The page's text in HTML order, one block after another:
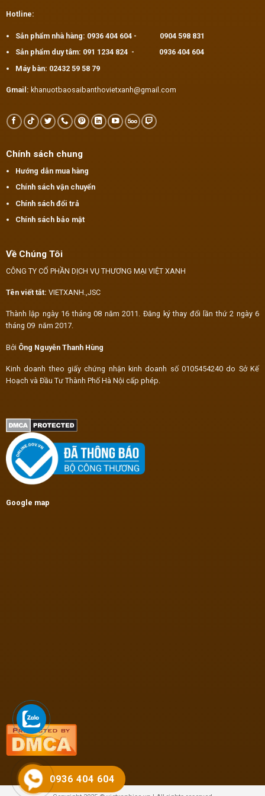
Hotline:
Sản phẩm nhà hàng: 0936 404 604- 0904 598 831
Sản phẩm duy tâm: 091 1234 824 -
0936 404 604
Máy bàn: 02432 59 58 79
Gmail: khanuotbaosaibanthovietxanh@gmail.com
Chính sách chung
Hướng dẫn mua hàng
Chính sách vận chuyển
Chính sách đổi trả
Chính sách bảo mật
Về Chúng Tôi
CÔNG TY CỔ PHẦN DỊCH VỤ THƯƠNG MẠI VIỆT XANH
Tên viết tắt: VIETXANH.,JSC
Thành lập ngày 16 tháng 08 năm 2011. Đăng ký thay đổi lần thứ 2 ngày 6
tháng 09 năm 2017.
Bởi Ông Nguyễn Thanh Hùng
Kinh doanh theo giấy chứng nhận kinh doanh số 0105454240 do Sở Kế
Hoạch và Đầu Tư Thành Phố Hà Nội cấp phép.
Google map
0936 404 604